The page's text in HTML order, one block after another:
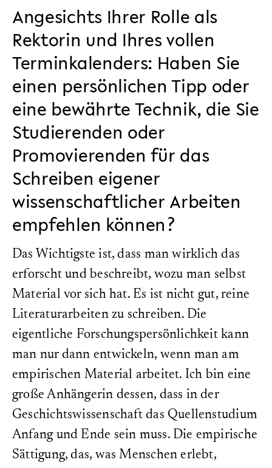
Angesichts Ihrer Rolle als
Rektorin und Ihres vollen
Terminkalenders: Haben Sie
einen persönlichen Tipp oder
eine bewährte Technik, die Sie
Studierenden oder
Promovierenden für das
Schreiben eigener
wissenschaftlicher Arbeiten
empfehlen können?
Das Wichtigste ist, dass man wirklich das
erforscht und beschreibt, wozu man selbst
Material vor sich hat. Es ist nicht gut, reine
Literaturarbeiten zu schreiben. Die
eigentliche Forschungspersönlichkeit kann
man nur dann entwickeln, wenn man am
empirischen Material arbeitet. Ich bin eine
große Anhängerin dessen, dass in der
Geschichtswissenschaft das Quellenstudium
Anfang und Ende sein muss. Die empirische
Sättigung, das, was Menschen erlebt,